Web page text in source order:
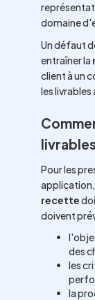
domaine
Un défaut
entraîner la
client à un
les
Pour les
recette
doivent
des
les
la